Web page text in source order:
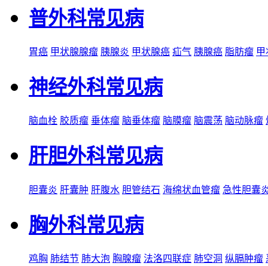
普外科常见病
胃癌 甲状腺腺瘤 胰腺炎 甲状腺癌 疝气 胰腺癌 脂肪瘤
神经外科常见病
脑血栓 胶质瘤 垂体瘤 脑垂体瘤 脑膜瘤 脑震荡 脑动脉瘤
肝胆外科常见病
胆囊炎 肝囊肿 肝腹水 胆管结石 海绵状血管瘤 急性胆囊
胸外科常见病
鸡胸 肺结节 肺大泡 胸腺瘤 法洛四联症 肺空洞 纵膈肿瘤